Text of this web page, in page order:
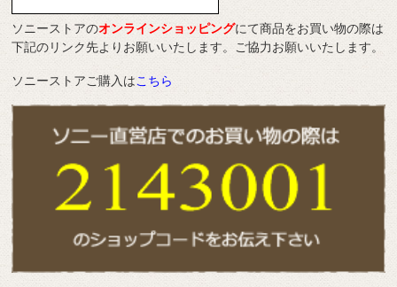
ソニーストアのオンラインショッピングにて商品をお買い物の際は
下記のリンク先よりお願いいたします。ご協力お願いいたします。
ソニーストアご購入はこちら